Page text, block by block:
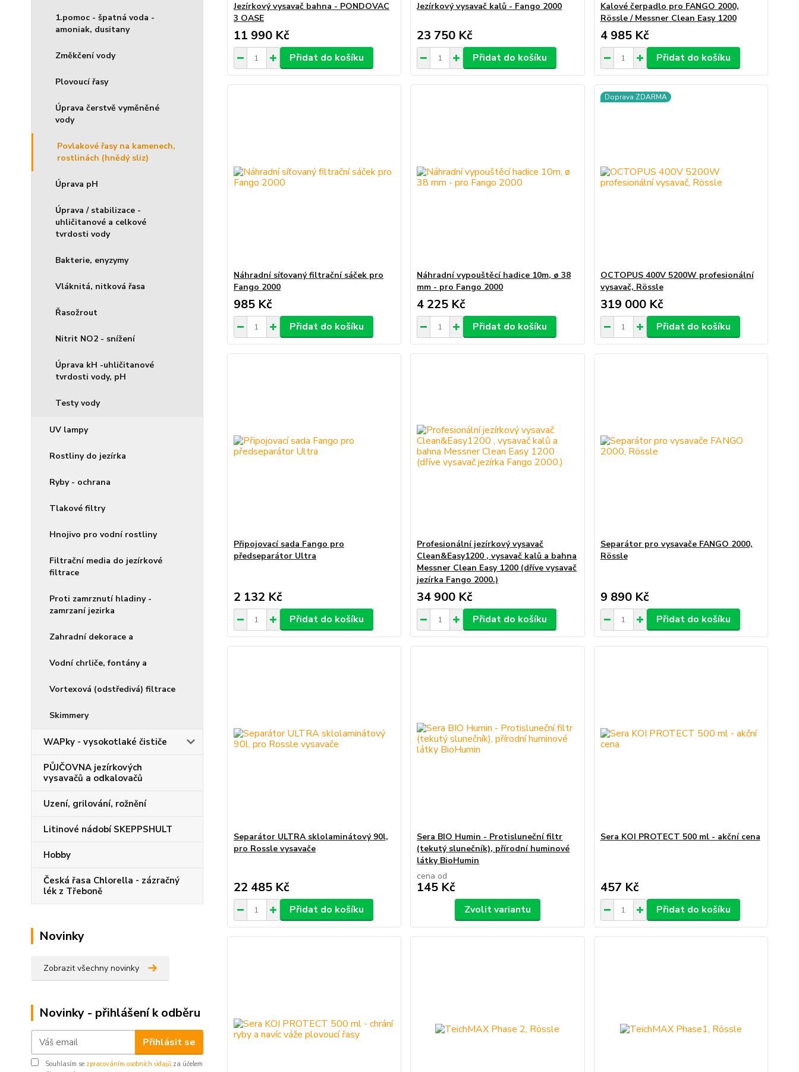
1.pomoc - špatná voda -
amoniak, dusitany
Změkčení vody
Plovoucí řasy
Úprava čerstvě vyměněné
vody
Povlakové řasy na kamenech,
rostlinách (hnědý sliz)
Úprava pH
Úprava / stabilizace -
uhličitanové a celkové
tvrdosti vody
Bakterie, enyzymy
Vláknitá, nitková řasa
Řasožrout
Nitrit NO2 - snížení
Úprava kH -uhličitanové
tvrdosti vody, pH
Testy vody
UV lampy
Rostliny do jezírka
Ryby - ochrana
Tlakové filtry
Hnojivo pro vodní rostliny
Filtrační media do jezírkové
filtrace
Proti zamrznutí hladiny -
zamrzaní jezirka
Zahradní dekorace a
Vodní chrliče, fontány a
Vortexová (odstředivá) filtrace
Skimmery
WAPky - vysokotlaké čističe
PŮJČOVNA jezírkových
vysavačů a odkalovačů
Uzení, grilování, rožnění
Litinové nádobí SKEPPSHULT
Hobby
Česká řasa Chlorella - zázračný
lék z Třeboně
Novinky
Zobrazit všechny novinky
Novinky - přihlášení k odběru
Přihlásit se
Souhlasím se zpracováním osobních údajů za účelem
Jezírkový vysavač bahna - PONDOVAC
3 OASE
11 990 Kč
Přidat do košíku
Jezírkový vysavač kalů - Fango 2000
23 750 Kč
Přidat do košíku
Kalové čerpadlo pro FANGO 2000,
Rössle / Messner Clean Easy 1200
4 985 Kč
Přidat do košíku
Náhradní síťovaný filtrační sáček pro
Fango 2000
985 Kč
Přidat do košíku
Náhradní vypouštěcí hadice 10m, ø 38
mm - pro Fango 2000
4 225 Kč
Přidat do košíku
Doprava ZDARMA
OCTOPUS 400V 5200W profesionální
vysavač, Rössle
319 000 Kč
Přidat do košíku
Připojovací sada Fango pro
předseparátor Ultra
2 132 Kč
Přidat do košíku
Profesionální jezírkový vysavač
Clean&Easy1200 , vysavač kalů a bahna
Messner Clean Easy 1200 (dříve vysavač
jezírka Fango 2000.)
34 900 Kč
Přidat do košíku
Separátor pro vysavače FANGO 2000,
Rössle
9 890 Kč
Přidat do košíku
Separátor ULTRA sklolaminátový 90l,
pro Rossle vysavače
22 485 Kč
Přidat do košíku
Sera BIO Humin - Protisluneční filtr
(tekutý slunečník), přírodní huminové
látky BioHumin
cena od
145 Kč
Zvolit variantu
Sera KOI PROTECT 500 ml - akční cena
457 Kč
Přidat do košíku